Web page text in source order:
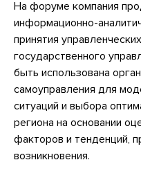
На форуме компания
информационно-
принятия
государственного
быть использована
самоуправления для
ситуаций и выбора
региона на основании
факторов и тенденций,
возникновения.